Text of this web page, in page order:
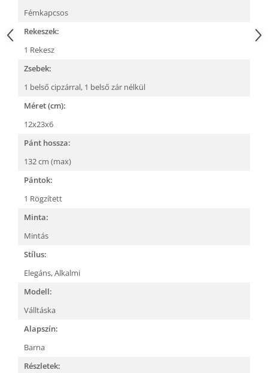
Fémkapcsos
Rekeszek:
1 Rekesz
Zsebek:
1 belső cipzárral, 1 belső zár nélkül
Méret (cm):
12x23x6
Pánt hossza:
132 cm (max)
Pántok:
1 Rögzített
Minta:
Mintás
Stílus:
Elegáns,Alkalmi
Modell:
Válltáska
Alapszín:
Barna
Részletek: